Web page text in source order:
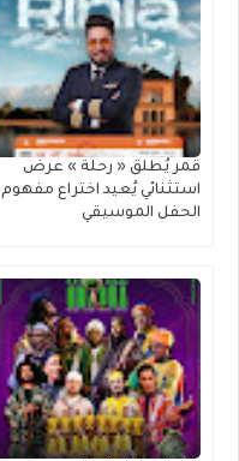
قمر يُطلق « رحلة » عرضٌ
استثنائي يُعيد اختراع مفهوم
الحفل الموسيقي